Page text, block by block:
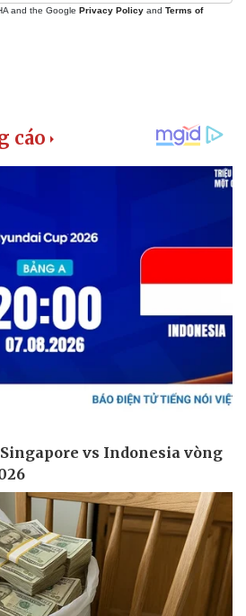
Tiêu dùng
and the Google Privacy Policy and Terms of